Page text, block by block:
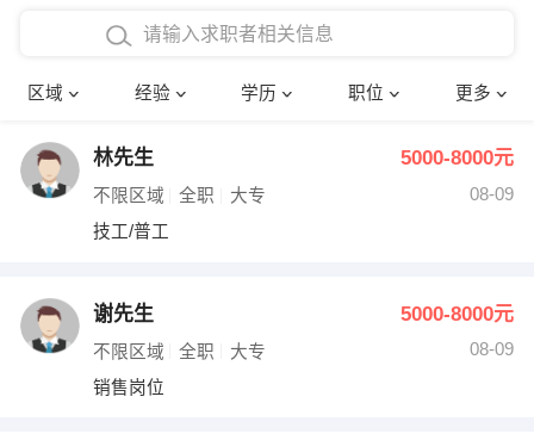
区域 经验 学历 职位 更多
在校学生工作经验
四年以上工作经验
五年以上工作经验
博士
文员 护士
财务会计
网络IT
确定
林先生 5000-8000元
不限区域 全职 大专
08-09
技工/普工
谢先生 5000-8000元
不限区域 全职 大专
08-09
销售岗位